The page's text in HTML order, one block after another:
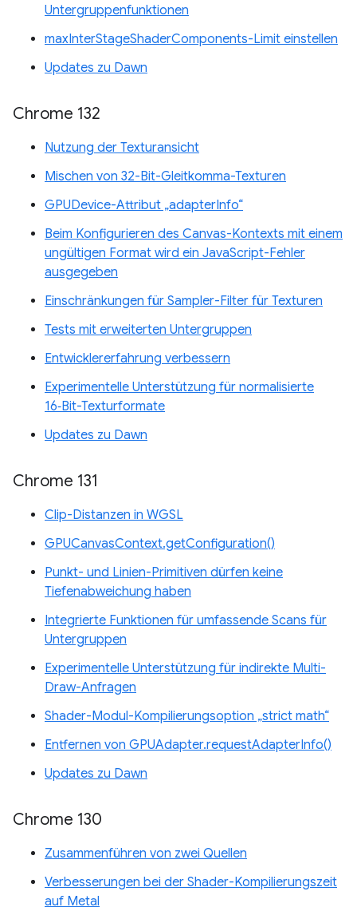
Untergruppenfunktionen
maxInterStageShaderComponents-Limit einstellen
Updates zu Dawn
Chrome 132
Nutzung der Texturansicht
Mischen von 32-Bit-Gleitkomma-Texturen
GPUDevice-Attribut „adapterInfo“
Beim Konfigurieren des Canvas-Kontexts mit einem
ungültigen Format wird ein JavaScript-Fehler
ausgegeben
Einschränkungen für Sampler-Filter für Texturen
Tests mit erweiterten Untergruppen
Entwicklererfahrung verbessern
Experimentelle Unterstützung für normalisierte
16‑Bit-Texturformate
Updates zu Dawn
Chrome 131
Clip-Distanzen in WGSL
GPUCanvasContext.getConfiguration()
Punkt- und Linien-Primitiven dürfen keine
Tiefenabweichung haben
Integrierte Funktionen für umfassende Scans für
Untergruppen
Experimentelle Unterstützung für indirekte Multi-
Draw-Anfragen
Shader-Modul-Kompilierungsoption „strict math“
Entfernen von GPUAdapter.requestAdapterInfo()
Updates zu Dawn
Chrome 130
Zusammenführen von zwei Quellen
Verbesserungen bei der Shader-Kompilierungszeit
auf Metal